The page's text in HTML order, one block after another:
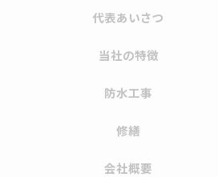
代表あいさつ
当社の特徴
防水工事
修繕
会社概要